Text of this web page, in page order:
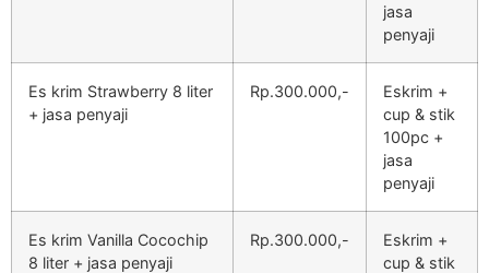
jasa
penyaji
Es krim Strawberry 8 liter
+ jasa penyaji
Rp.300.000,-
Eskrim +
cup & stik
100pc +
jasa
penyaji
Es krim Vanilla Cocochip
8 liter + jasa penyaji
Rp.300.000,-
Eskrim +
cup & stik